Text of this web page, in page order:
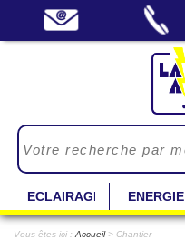
ECLAIRAGE ENERGIE
Vous êtes ici : Accueil> Chantier